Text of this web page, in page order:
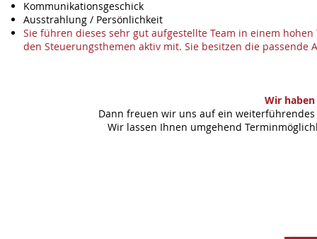
Kommunikationsgeschick
Ausstrahlung / Persönlichkeit
Sie führen dieses sehr gut aufgestellte Team in einem
den Steuerungsthemen aktiv mit. Sie besitzen die passende
Wir
Dann freuen wir uns auf ein
Wir lassen Ihnen umgehend